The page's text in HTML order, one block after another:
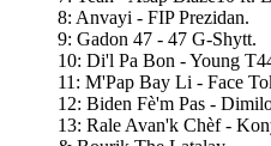
8: Anvayi - FIP Prezidan.
9: Gadon 47 - 47 G-Shytt.
10: Di'l Pa Bon - Young
11: M'Pap Bay Li - Face
12: Biden Fè'm Pas -
13: Rale Avan'k Chèf -